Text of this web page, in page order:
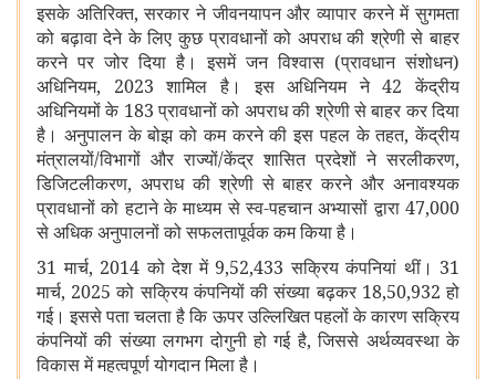
इसके अतिरिक्त, सरकार ने जीवनयापन और व्यापार करने में सुगमता
को बढ़ावा देने के लिए कुछ प्रावधानों को अपराध की श्रेणी से बाहर
करने पर जोर दिया है। इसमें जन विश्वास (प्रावधान संशोधन)
अधिनियम, 2023 शामिल है। इस अधिनियम ने 42 केंद्रीय
अधिनियमों के 183 प्रावधानों को अपराध की श्रेणी से बाहर कर दिया
है। अनुपालन के बोझ को कम करने की इस पहल के तहत, केंद्रीय
मंत्रालयों/विभागों और राज्यों/केंद्र शासित प्रदेशों ने सरलीकरण,
डिजिटलीकरण, अपराध की श्रेणी से बाहर करने और अनावश्यक
प्रावधानों को हटाने के माध्यम से स्व-पहचान अभ्यासों द्वारा 47,000
से अधिक अनुपालनों को सफलतापूर्वक कम किया है।
31 मार्च, 2014 को देश में 9,52,433 सक्रिय कंपनियां थीं। 31
मार्च, 2025 को सक्रिय कंपनियों की संख्या बढ़कर 18,50,932 हो
गई। इससे पता चलता है कि ऊपर उल्लिखित पहलों के कारण सक्रिय
कंपनियों की संख्या लगभग दोगुनी हो गई है, जिससे अर्थव्यवस्था के
विकास में महत्वपूर्ण योगदान मिला है।